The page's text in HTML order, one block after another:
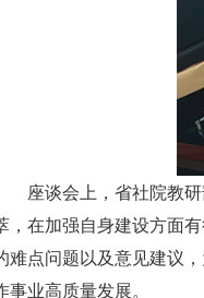
座谈会上，省社院教
，在加强自身建设方面
难点问题以及意见建议
事业高质量发展。